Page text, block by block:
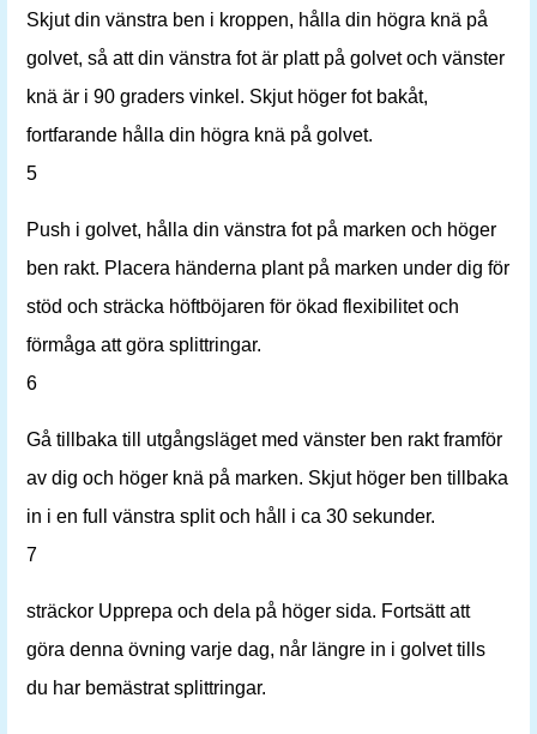
Skjut din vänstra ben i kroppen, hålla din högra knä på
golvet, så att din vänstra fot är platt på golvet och vänster
knä är i 90 graders vinkel. Skjut höger fot bakåt,
fortfarande hålla din högra knä på golvet.
5
Push i golvet, hålla din vänstra fot på marken och höger
ben rakt. Placera händerna plant på marken under dig för
stöd och sträcka höftböjaren för ökad flexibilitet och
förmåga att göra splittringar.
6
Gå tillbaka till utgångsläget med vänster ben rakt framför
av dig och höger knä på marken. Skjut höger ben tillbaka
in i en full vänstra split och håll i ca 30 sekunder.
7
sträckor Upprepa och dela på höger sida. Fortsätt att
göra denna övning varje dag, når längre in i golvet tills
du har bemästrat splittringar.